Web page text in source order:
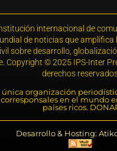
internacional de
de noticias que amplifica
sobre desarrollo,
Copyright © 2025 IPS-Inter
derechos
única organización
en el mundo
países ricos.
Desarrollo & Hosting: